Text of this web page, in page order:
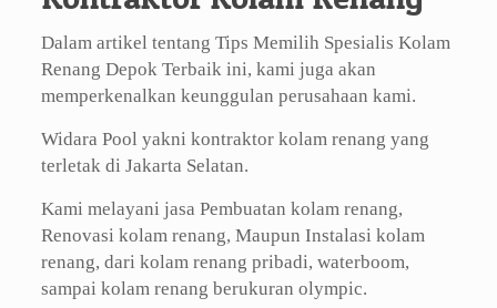
Dalam artikel tentang Tips Memilih Spesialis Kolam
Renang Depok Terbaik ini, kami juga akan
memperkenalkan keunggulan perusahaan kami.
Widara Pool yakni kontraktor kolam renang yang
terletak di Jakarta Selatan.
Kami melayani jasa Pembuatan kolam renang,
Renovasi kolam renang, Maupun Instalasi kolam
renang, dari kolam renang pribadi, waterboom,
sampai kolam renang berukuran olympic.